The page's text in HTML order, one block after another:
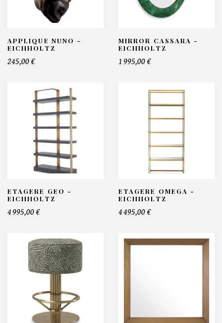
APPLIQUE NUNO -
EICHHOLTZ
245,00 €
MIRROR CASSARA -
EICHHOLTZ
1 995,00 €
ETAGERE GEO -
EICHHOLTZ
4 995,00 €
ETAGERE OMEGA -
EICHHOLTZ
4 495,00 €